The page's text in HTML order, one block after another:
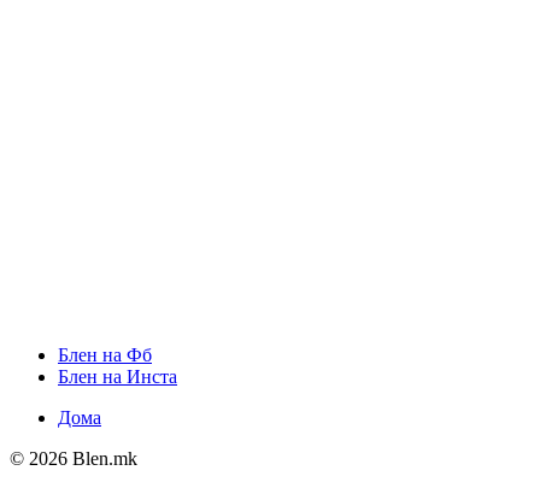
Блен на Фб
Блен на Инста
Дома
© 2026 Blen.mk